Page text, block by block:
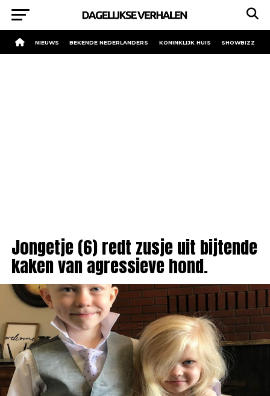
NIEUWS BEKENDE NEDERLANDERS KONINKLIJK HUIS SHOWBIZZ
Jongetje (6) redt zusje uit bijtende
kaken van agressieve hond.